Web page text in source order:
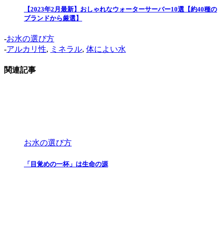
【2023年2月最新】おしゃれなウォーターサーバー10選【約40種の
ブランドから厳選】
-お水の選び方
-アルカリ性, ミネラル, 体によい水
関連記事
お水の選び方
「目覚めの一杯」は生命の源